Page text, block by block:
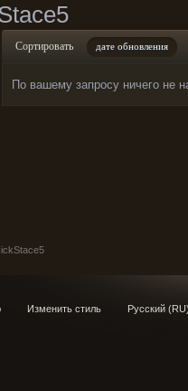
Сортировать дате обновления
По вашему запросу ничего не
Изменить стиль Русский